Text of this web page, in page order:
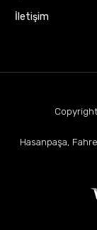
İletişim
Hasanpaşa,